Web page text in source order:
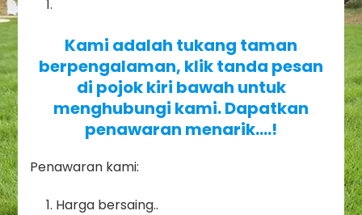
Kami adalah tukang taman
berpengalaman, klik tanda pesan
di pojok kiri bawah untuk
menghubungi kami. Dapatkan
penawaran menarik….!
Penawaran kami:
Harga bersaing..